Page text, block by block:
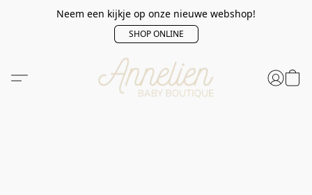
Neem een kijkje op onze nieuwe webshop!
SHOP ONLINE